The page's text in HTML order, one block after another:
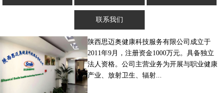
联系我们
陕西思迈奥健康科技服务有限公司成立于
2011年9月，注册资金1000万元。具备独立
法人资格。公司主营业务为开展与职业健康
产业、放射卫生、辐射...